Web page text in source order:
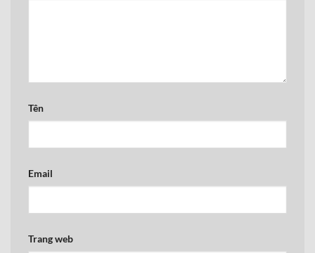
Tên
Email
Trang web